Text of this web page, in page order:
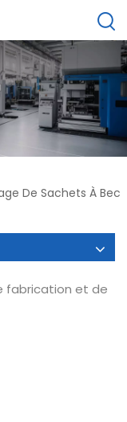
De Sachets À Bec
fabrication et de